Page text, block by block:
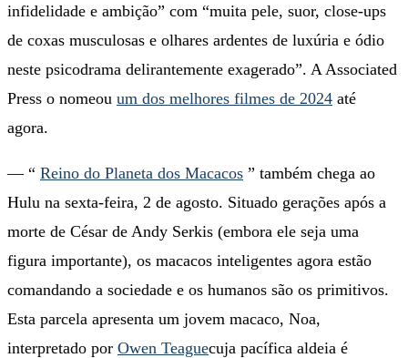
infidelidade e ambição” com “muita pele, suor, close-ups
de coxas musculosas e olhares ardentes de luxúria e ódio
neste psicodrama delirantemente exagerado”. A Associated
Press o nomeou um dos melhores filmes de 2024 até
agora.
— “ Reino do Planeta dos Macacos ” também chega ao
Hulu na sexta-feira, 2 de agosto. Situado gerações após a
morte de César de Andy Serkis (embora ele seja uma
figura importante), os macacos inteligentes agora estão
comandando a sociedade e os humanos são os primitivos.
Esta parcela apresenta um jovem macaco, Noa,
interpretado por Owen Teaguecuja pacífica aldeia é